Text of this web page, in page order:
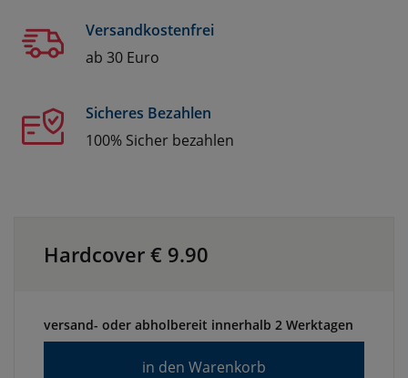
Versandkostenfrei
ab 30 Euro
Sicheres Bezahlen
100% Sicher bezahlen
Hardcover € 9.90
versand- oder abholbereit innerhalb 2 Werktagen
in den Warenkorb